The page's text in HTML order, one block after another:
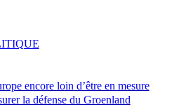
encore loin d’être en mesure
la défense du Groenland